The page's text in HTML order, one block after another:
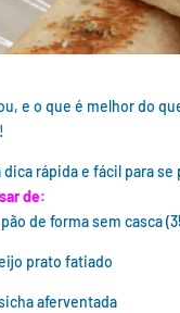
e o que é melhor do
rápida e fácil para se
de:
de forma sem casca
prato fatiado
aferventada